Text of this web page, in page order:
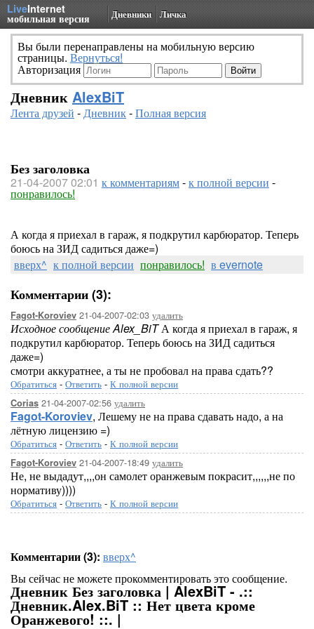
LiveInternet
мобильная версия Дневники Личка
Вы были перенаправлены на мобильную версию
страницы. Вернуться!
Авторизация
Дневник AlexBiT
Лента друзей -Дневник-Полная версия
Без заголовка
21-04-2007 02:01 к комментариям-к полной версии -
понравилось!
А когда я приехал в гараж, я подкрутил карбюратор. Теперь
боюсь на ЗИД садиться даже=)
вверх^ к полной версии понравилось! в evernote
Комментарии (3):
Fagot-Koroviev 21-04-2007-02:03 удалить
Исходное сообщение Alex_BiTА когда я приехал в гараж, я
подкрутил карбюратор. Теперь боюсь на ЗИД садиться
даже=)
смотри аккуратнее, а ты не пробовал на права сдать??
Обратиться - Ответить - К полной версии
Corias 21-04-2007-02:56 удалить
Fagot-Koroviev, Лешему не на права сдавать надо, а на
лётную лицензию =)
Обратиться - Ответить - К полной версии
Fagot-Koroviev 21-04-2007-18:49 удалить
Не, не выдадут,,,,он самолет оранжевым покрасит,,,,,,не по
нормативу))))
Обратиться - Ответить - К полной версии
Комментарии (3): вверх^
Вы сейчас не можете прокомментировать это сообщение.
Дневник Без заголовка | AlexBiT - .::
Дневник.Alex.BiT :: Нет цвета кроме
Оранжевого! ::. |